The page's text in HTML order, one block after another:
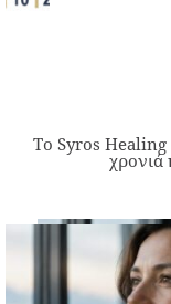
Το Syros Healing
χρονιά